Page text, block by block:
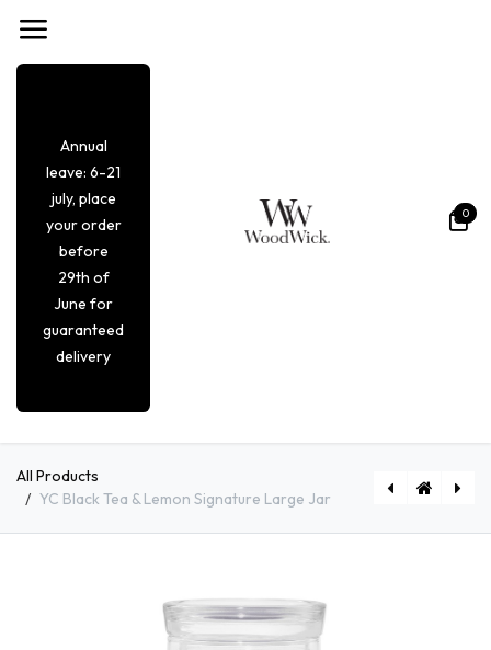
Annual
leave: 6-21
july, place
your order
before
29th of
June for
guaranteed
delivery
0
All Products
YC Black Tea & Lemon Signature Large Jar